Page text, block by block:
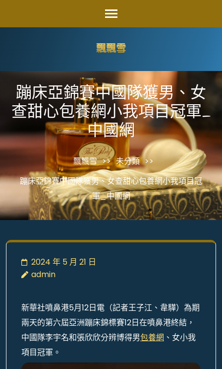
飄飄雪
蹦床亞錦賽中國隊獲男、女
查甜心包養網小我項目冠軍_
中國網
飄飄雪 >> 未分類 >>
蹦床亞錦賽中國隊獲男、女查甜心包養網小我項目冠
軍_中國網
2024 年 5 月 21 日
admin
新華社噴鼻港5月12日電（記者王子江、韋驊）為期
兩天的第六屆亞洲蹦床錦標賽12日在噴鼻港終結，
中國隊李宇名和張欣欣分辨博得男包養網 、女小我
項目冠軍。